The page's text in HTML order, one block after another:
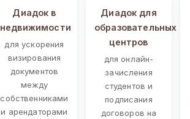
Диадок в
недвижимости
для ускорения
визирования
документов
между
собственниками
и арендаторами
Диадок для
образовательных
центров
для онлайн-
зачисления
студентов и
подписания
договоров на